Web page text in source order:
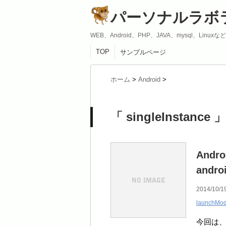
パーソナルラボ
WEB、Android、PHP、JAVA、mysql、Linuxな
TOP サンプルページ
ホーム > Android >
「 singleInstance
2014/10/19
今回は